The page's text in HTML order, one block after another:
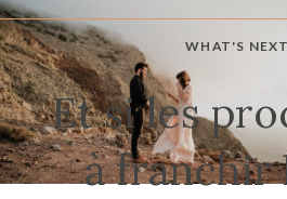
WHAT'S
Et si les
à franchir
CONTACT